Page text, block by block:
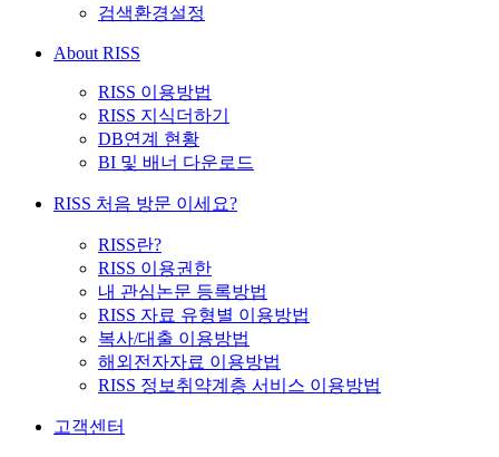
검색환경설정
About RISS
RISS 이용방법
RISS 지식더하기
DB연계 현황
BI 및 배너 다운로드
RISS 처음 방문 이세요?
RISS란?
RISS 이용권한
내 관심논문 등록방법
RISS 자료 유형별 이용방법
복사/대출 이용방법
해외전자자료 이용방법
RISS 정보취약계층 서비스 이용방법
고객센터